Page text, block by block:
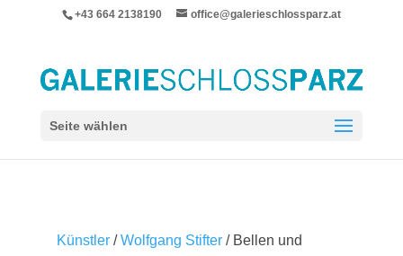
+43 664 2138190 office@galerieschlossparz.at
Seite wählen
Künstler/Wolfgang Stifter/ Bellen und